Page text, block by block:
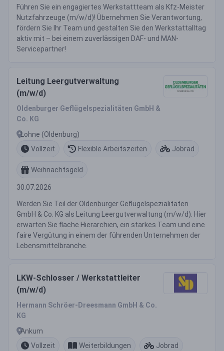
Führen Sie ein engagiertes Werkstattteam als Kfz-Meister
Nutzfahrzeuge (m/w/d)! Übernehmen Sie Verantwortung,
fördern Sie Ihr Team und gestalten Sie den Werkstattalltag
aktiv mit – bei einem zuverlässigen DAF- und MAN-
Servicepartner!
Leitung Leergutverwaltung
(m/w/d)
Oldenburger Geflügelspezialitäten GmbH &
Co. KG
Lohne (Oldenburg)
Vollzeit
Flexible Arbeitszeiten Jobrad
Weihnachtsgeld
30.07.2026
Werden Sie Teil der Oldenburger Geflügelspezialitäten
GmbH & Co. KG als Leitung Leergutverwaltung (m/w/d). Hier
erwarten Sie flache Hierarchien, ein starkes Team und eine
faire Vergütung in einem der führenden Unternehmen der
Lebensmittelbranche.
LKW-Schlosser / Werkstattleiter
(m/w/d)
Hermann Schröer-Dreesmann GmbH & Co.
KG
Ankum
Vollzeit
Weiterbildungen Jobrad